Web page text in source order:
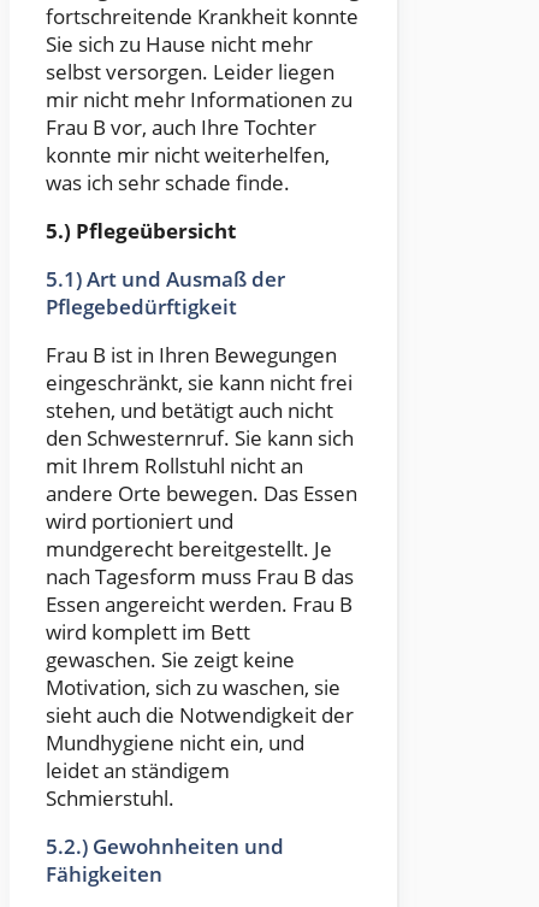
fortschreitende Krankheit konnte
Sie sich zu Hause nicht mehr
selbst versorgen. Leider liegen
mir nicht mehr Informationen zu
Frau B vor, auch Ihre Tochter
konnte mir nicht weiterhelfen,
was ich sehr schade finde.
5.) Pflegeübersicht
5.1) Art und Ausmaß der
Pflegebedürftigkeit
Frau B ist in Ihren Bewegungen
eingeschränkt, sie kann nicht frei
stehen, und betätigt auch nicht
den Schwesternruf. Sie kann sich
mit Ihrem Rollstuhl nicht an
andere Orte bewegen. Das Essen
wird portioniert und
mundgerecht bereitgestellt. Je
nach Tagesform muss Frau B das
Essen angereicht werden. Frau B
wird komplett im Bett
gewaschen. Sie zeigt keine
Motivation, sich zu waschen, sie
sieht auch die Notwendigkeit der
Mundhygiene nicht ein, und
leidet an ständigem
Schmierstuhl.
5.2.) Gewohnheiten und
Fähigkeiten